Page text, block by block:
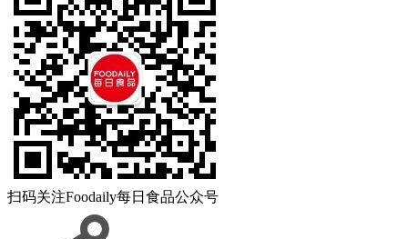
扫码关注Foodaily每日食品公众号